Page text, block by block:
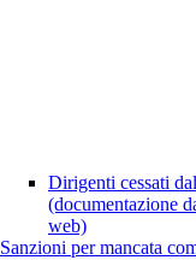
Dirigenti cessati
(documentazione
web)
Sanzioni per mancata